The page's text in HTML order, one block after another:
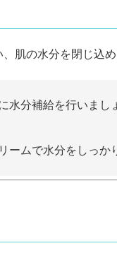
肌の水分を閉じ込め
水分補給を行いまし
ムで水分をしっか